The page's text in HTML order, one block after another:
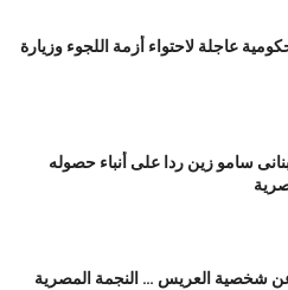
حكومية عاجلة لاحتواء أزمة اللجوء وزيارة
سامو زين ردا على أنباء حصوله
شخصية العريس … النجمة المصرية